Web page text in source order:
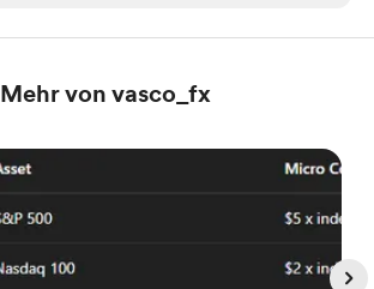
Mehr von vasco_fx